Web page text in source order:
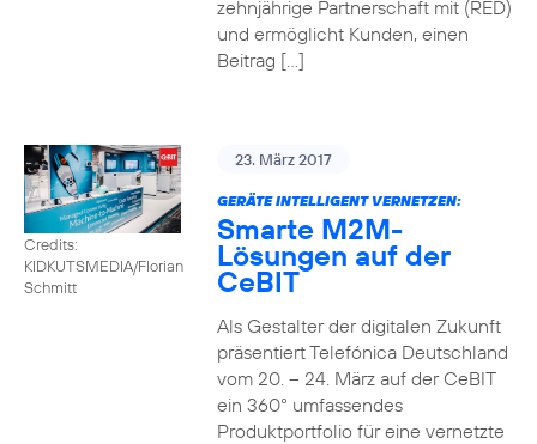
zehnjährige Partnerschaft mit (RED)
und ermöglicht Kunden, einen
Beitrag […]
Credits:
KIDKUTSMEDIA/Florian
Schmitt
23. März 2017
GERÄTE INTELLIGENT VERNETZEN:
Smarte M2M-
Lösungen auf der
CeBIT
Als Gestalter der digitalen Zukunft
präsentiert Telefónica Deutschland
vom 20. – 24. März auf der CeBIT
ein 360° umfassendes
Produktportfolio für eine vernetzte